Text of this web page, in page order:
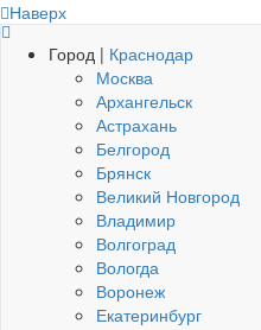
Наверх
Город | Краснодар
Москва
Архангельск
Астрахань
Белгород
Брянск
Великий Новгород
Владимир
Волгоград
Вологда
Воронеж
Екатеринбург